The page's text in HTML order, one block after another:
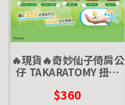
🔥現貨🔥奇妙仙子倚肩公
仔 TAKARATOMY 扭蛋
俠 迪士尼 小精靈
$360